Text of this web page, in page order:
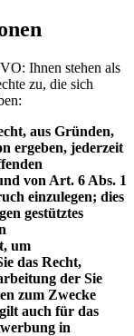
Ihnen stehen als
zu, die sich
aus Gründen,
ergeben, jederzeit
von Art. 6 Abs. 1
einzulegen; dies
gestütztes
um
das Recht,
der Sie
zum Zwecke
auch für das
in